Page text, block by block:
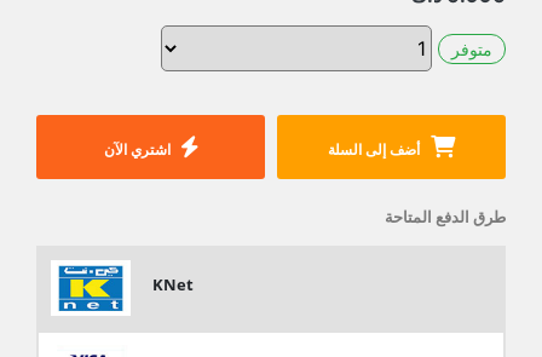
متوفر
أضف إلى السلة اشتري الآن
طرق الدفع المتاحة
KNet